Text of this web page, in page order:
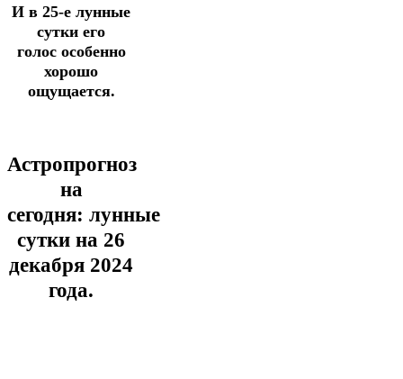
И в 25-е лунные
сутки его
голос особенно
хорошо
ощущается.
Астропрогноз
на
сегодня: лунные
сутки на 26
декабря 2024
года.